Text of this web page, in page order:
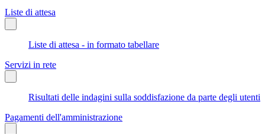
Liste di attesa
Liste di attesa - in formato tabellare
Servizi in rete
Risultati delle indagini sulla soddisfazione da parte degli utenti
Pagamenti dell'amministrazione